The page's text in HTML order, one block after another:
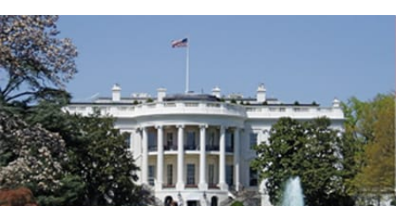
منوعات رياضة
كأس العالم